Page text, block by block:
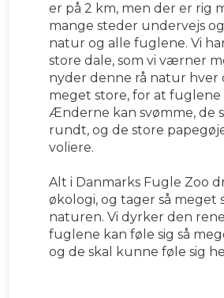
er på 2 km, men der er rig
mange steder undervejs
natur og alle fuglene. Vi
store dale, som vi værner
nyder denne rå natur hver
meget store, for at
Ænderne kan svømme, de
rundt, og de store
voliere.
Alt i Danmarks Fugle Zoo
økologi, og tager så meget
naturen. Vi dyrker den
fuglene kan føle sig så
og de skal kunne føle sig